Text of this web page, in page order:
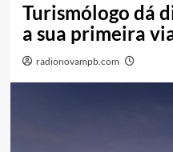
Turismólogo dá
a sua primeira
radionovampb.com